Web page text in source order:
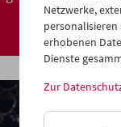
Netzwerke,
personalisieren
erhobenen
Dienste
Zur